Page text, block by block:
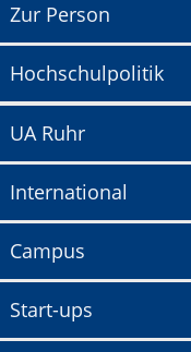
Zur Person
Hochschulpolitik
UA Ruhr
International
Campus
Start-ups